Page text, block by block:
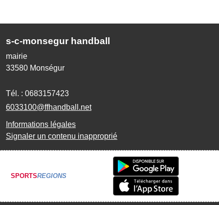
s-c-monsegur handball
mairie
33580 Monségur
Tél. : 0683157423
6033100@ffhandball.net
Informations légales
Signaler un contenu inapproprié
SPORTSREGIONS